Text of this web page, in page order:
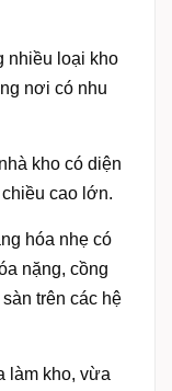
nhiều loại kho
nơi có nhu
kho có diện
cao lớn.
hóa nhẹ có
nặng, cồng
trên các hệ
làm kho, vừa